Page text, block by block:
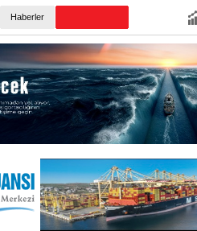
Haberler
Anadolu